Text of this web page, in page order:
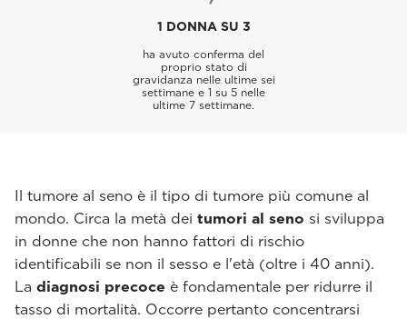
1 DONNA SU 3
ha avuto conferma del
proprio stato di
gravidanza nelle ultime sei
settimane e 1 su 5 nelle
ultime 7 settimane.
Il tumore al seno è il tipo di tumore più comune al
mondo. Circa la metà dei tumori al seno si sviluppa
in donne che non hanno fattori di rischio
identificabili se non il sesso e l'età (oltre i 40 anni).
La diagnosi precoce è fondamentale per ridurre il
tasso di mortalità. Occorre pertanto concentrarsi